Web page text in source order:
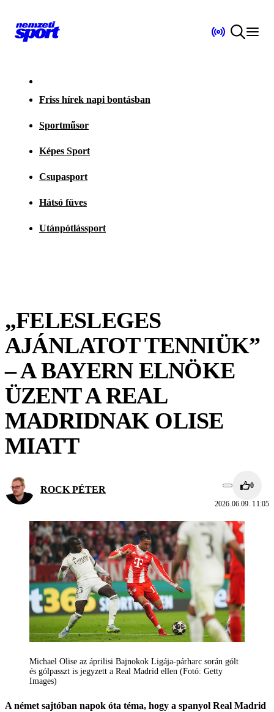
Friss hírek napi bontásban
Sportműsor
Képes Sport
Csupasport
Hátsó füves
Utánpótlássport
„FELESLEGES
AJÁNLATOT TENNIÜK”
– A BAYERN ELNÖKE
ÜZENT A REAL
MADRIDNAK OLISE
MIATT
ROCK PÉTER 0
2026.06.09. 11:05
Michael Olise az áprilisi Bajnokok Ligája-párharc során gólt
és gólpasszt is jegyzett a Real Madrid ellen (Fotó: Getty
Images)
A német sajtóban napok óta téma, hogy a spanyol Real Madrid